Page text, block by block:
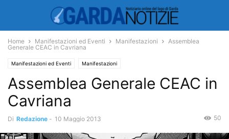
Home Manifestazioni ed Eventi Manifestazioni
Assemblea
Generale CEAC in Cavriana
Manifestazioni ed Eventi Manifestazioni
Assemblea Generale CEAC in
Cavriana
Di Redazione - 10 Maggio 2013 50